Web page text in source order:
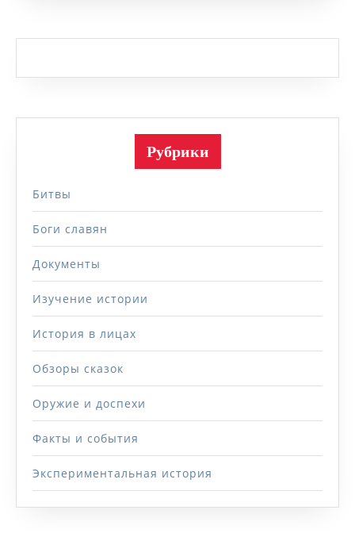
Рубрики
Битвы
Боги славян
Документы
Изучение истории
История в лицах
Обзоры сказок
Оружие и доспехи
Факты и события
Экспериментальная история